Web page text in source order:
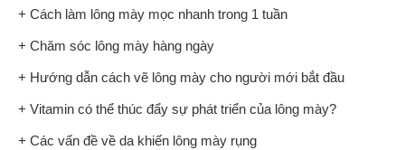
+ Cách làm lông mày mọc nhanh trong 1 tuần
+ Chăm sóc lông mày hàng ngày
+ Hướng dẫn cách vẽ lông mày cho người mới bắt đầu
+ Vitamin có thể thúc đẩy sự phát triển của lông mày?
+ Các vấn đề về da khiến lông mày rụng